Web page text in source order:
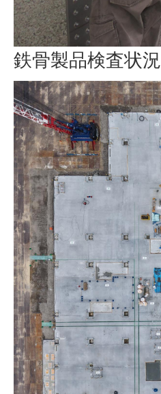
鉄骨製品検査状況